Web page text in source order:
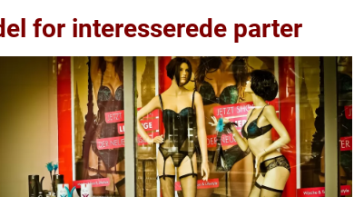
for interesserede parter